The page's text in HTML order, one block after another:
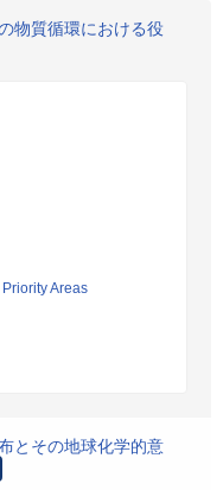
物質循環における役
Areas
とその地球化学的意